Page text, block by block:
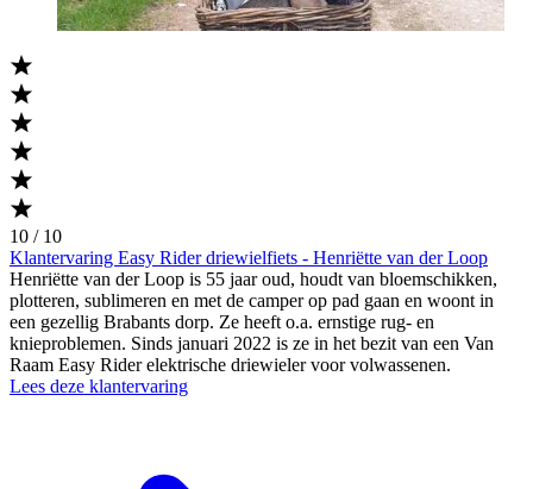
10 / 10
Klantervaring Easy Rider driewielfiets - Henriëtte van der Loop
Henriëtte van der Loop is 55 jaar oud, houdt van bloemschikken,
plotteren, sublimeren en met de camper op pad gaan en woont in
een gezellig Brabants dorp. Ze heeft o.a. ernstige rug- en
knieproblemen. Sinds januari 2022 is ze in het bezit van een Van
Raam Easy Rider elektrische driewieler voor volwassenen.
Lees deze klantervaring